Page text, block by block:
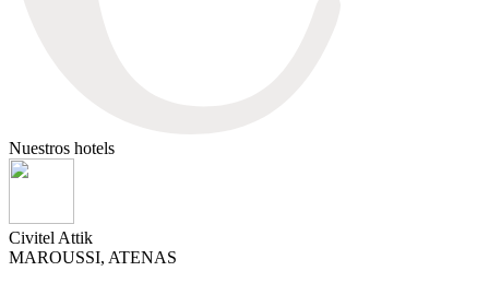
Nuestros hotels
Civitel Attik
MAROUSSI, ATENAS